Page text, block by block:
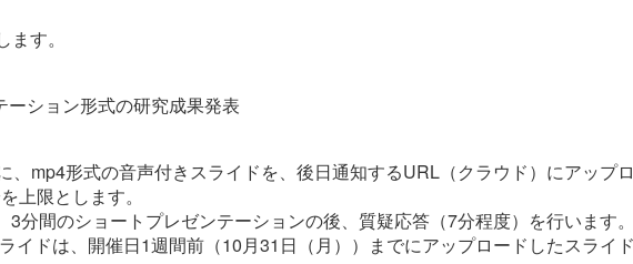
す。
ション形式の研究成果発表
mp4形式の音声付きスライドを、後日通知するURL（クラウド）にアップロ
上限とします。
分間のショートプレゼンテーションの後、質疑応答（7分程度）を行います。
イドは、開催日1週間前（10月31日（月））までにアップロードしたスライ